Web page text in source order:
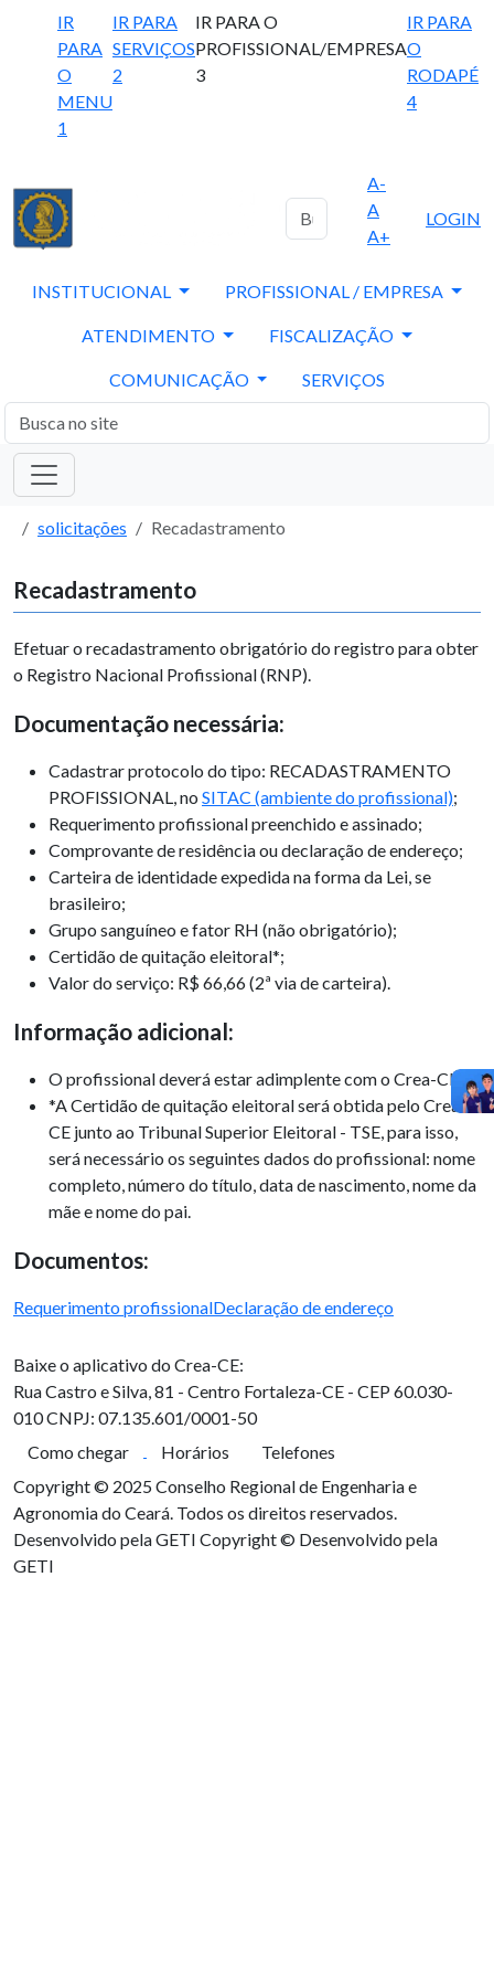
IR
PARA
O
MENU
1
IR PARA
SERVIÇOS
2
IR PARA O
PROFISSIONAL/EMPRESA
3
IR PARA
O
RODAPÉ
4
A-
A
A+
LOGIN
INSTITUCIONAL PROFISSIONAL / EMPRESA
ATENDIMENTO FISCALIZAÇÃO
COMUNICAÇÃO SERVIÇOS
solicitações Recadastramento
Recadastramento
Efetuar o recadastramento obrigatório do registro para obter
o Registro Nacional Profissional (RNP).
Documentação necessária:
Cadastrar protocolo do tipo: RECADASTRAMENTO
PROFISSIONAL, no SITAC (ambiente do profissional);
Requerimento profissional preenchido e assinado;
Comprovante de residência ou declaração de endereço;
Carteira de identidade expedida na forma da Lei, se
brasileiro;
Grupo sanguíneo e fator RH (não obrigatório);
Certidão de quitação eleitoral*;
Valor do serviço: R$ 66,66(2ª via de carteira).
Informação adicional:
O profissional deverá estar adimplente com o Crea-CE;
*A Certidão de quitação eleitoral será obtida pelo Crea-
CE junto ao Tribunal Superior Eleitoral - TSE, para isso,
será necessário os seguintes dados do profissional: nome
completo, número do título, data de nascimento, nome da
mãe e nome do pai.
Documentos:
Requerimento profissionalDeclaração de endereço
Baixe o aplicativo do Crea-CE:
Rua Castro e Silva, 81 - Centro Fortaleza-CE - CEP 60.030-
010CNPJ: 07.135.601/0001-50
Como chegar
Horários
Telefones
Copyright © 2025 Conselho Regional de Engenharia e
Agronomia do Ceará. Todos os direitos reservados.
Desenvolvido pela GETI Copyright © Desenvolvido pela
GETI